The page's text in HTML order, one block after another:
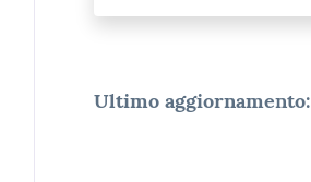
Ultimo aggiornamento: